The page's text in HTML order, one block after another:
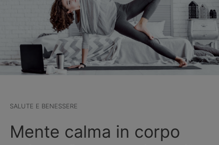
SALUTE E BENESSERE
Mente calma in corpo